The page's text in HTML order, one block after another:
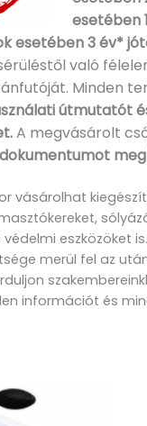
esetében
esetében 3 év*
való
Minden
útmutatót
A megvásárolt
vásárolhat
eszközöket
merül fel az
információt és